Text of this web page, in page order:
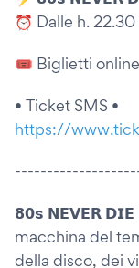
⏰ Dalle h.
🎟️ Biglietti online
• Ticket SMS •
https://
𝟴𝟬𝘀 𝗡𝗘𝗩𝗘𝗥 𝗗𝗜𝗘
macchina del
della disco, dei